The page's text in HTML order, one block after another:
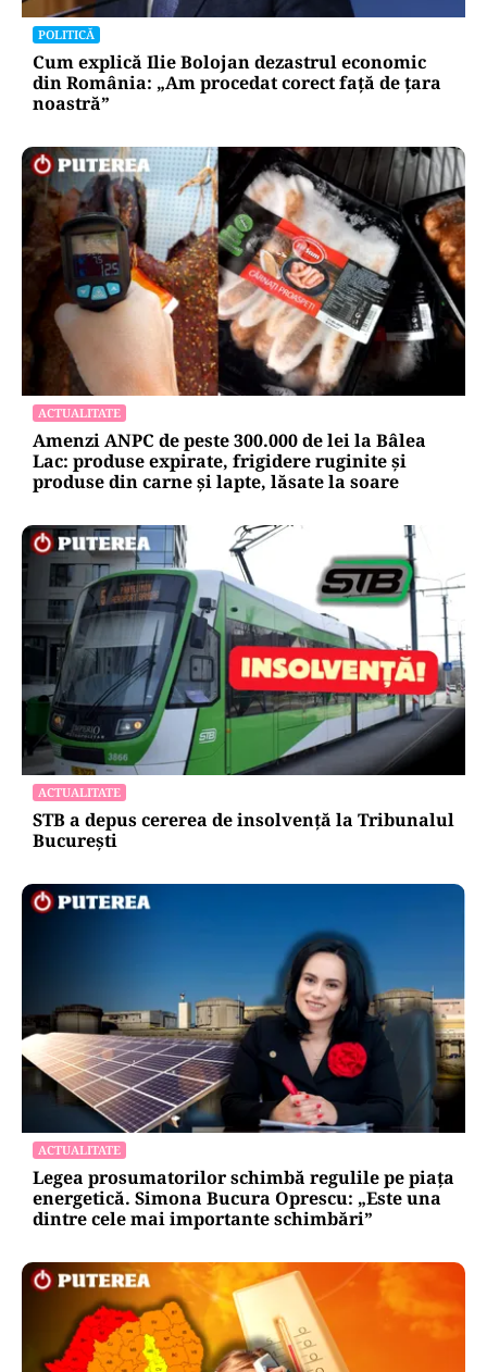
POLITICĂ
Cum explică Ilie Bolojan dezastrul economic
din România: „Am procedat corect față de țara
noastră”
ACTUALITATE
Amenzi ANPC de peste 300.000 de lei la Bâlea
Lac: produse expirate, frigidere ruginite și
produse din carne și lapte, lăsate la soare
ACTUALITATE
STB a depus cererea de insolvență la Tribunalul
București
ACTUALITATE
Legea prosumatorilor schimbă regulile pe piața
energetică. Simona Bucura Oprescu: „Este una
dintre cele mai importante schimbări”